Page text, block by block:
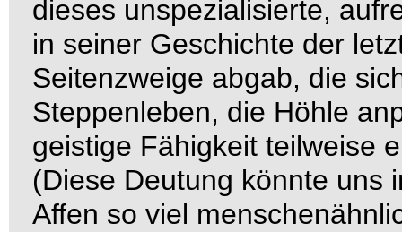
dieses unspezialisierte,
in seiner Geschichte der
Seitenzweige abgab, die
Steppenleben, die Höhle
geistige Fähigkeit teilweise
(Diese Deutung könnte uns
Affen so viel